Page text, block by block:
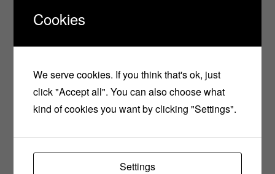
πρόσωπο κάθε βράδυ κάνοντας ανοδικό ελαφρύ
μασάζ.
Περιμένω τα σχόλια σας όταν το φτιάξετε!
Καλή Επιτυχία!!
Cookies
We serve cookies. If you think that's ok, just
click "Accept all". You can also choose what
kind of cookies you want by clicking "Settings".
Settings